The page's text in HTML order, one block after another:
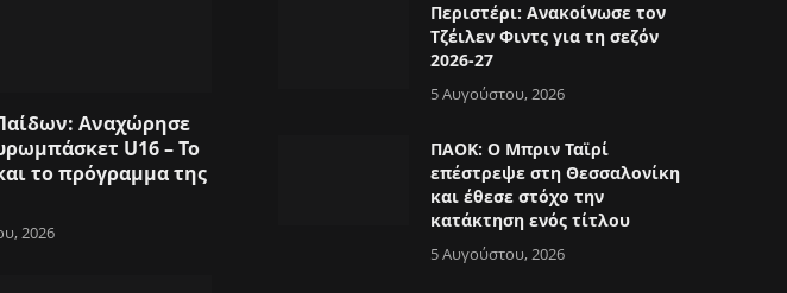
Αναχώρησε
U16 – Το
το πρόγραμμα της
2026
Περιστέρι: Ανακοίνωσε τον
Τζέιλεν Φιντς για τη σεζόν
2026-27
5 Αυγούστου, 2026
ΠΑΟΚ: Ο Μπριν Ταϊρί
επέστρεψε στη Θεσσαλονίκη
και έθεσε στόχο την
κατάκτηση ενός τίτλου
5 Αυγούστου, 2026